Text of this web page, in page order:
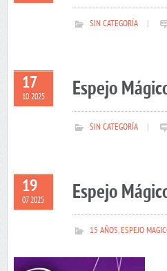
SIN CATEGORÍA
17
10 2025 Espejo
SIN CATEGORÍA
19
07 2025 Espejo
15 AÑOS,ESPEJO